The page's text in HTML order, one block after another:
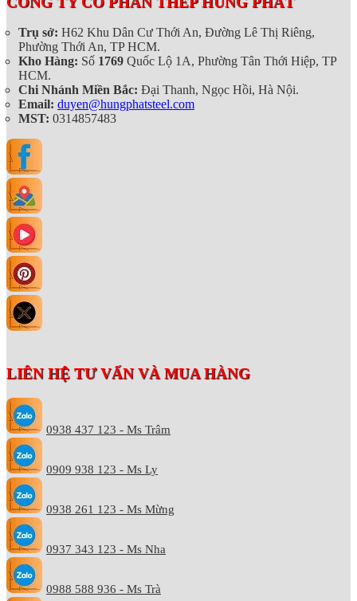
Trụ sở: H62 Khu Dân Cư Thới An, Đường Lê Thị Riêng,
Phường Thới An, TP HCM.
Kho Hàng: Số 1769 Quốc Lộ 1A, Phường Tân Thới Hiệp, TP
HCM.
Chi Nhánh Miền Bắc: Đại Thanh, Ngọc Hồi, Hà Nội.
Email: duyen@hungphatsteel.com
MST: 0314857483
LIÊN HỆ TƯ VẤN VÀ MUA HÀNG
0938 437 123 - Ms Trâm
0909 938 123 - Ms Ly
0938 261 123 - Ms Mừng
0937 343 123 - Ms Nha
0988 588 936 - Ms Trà